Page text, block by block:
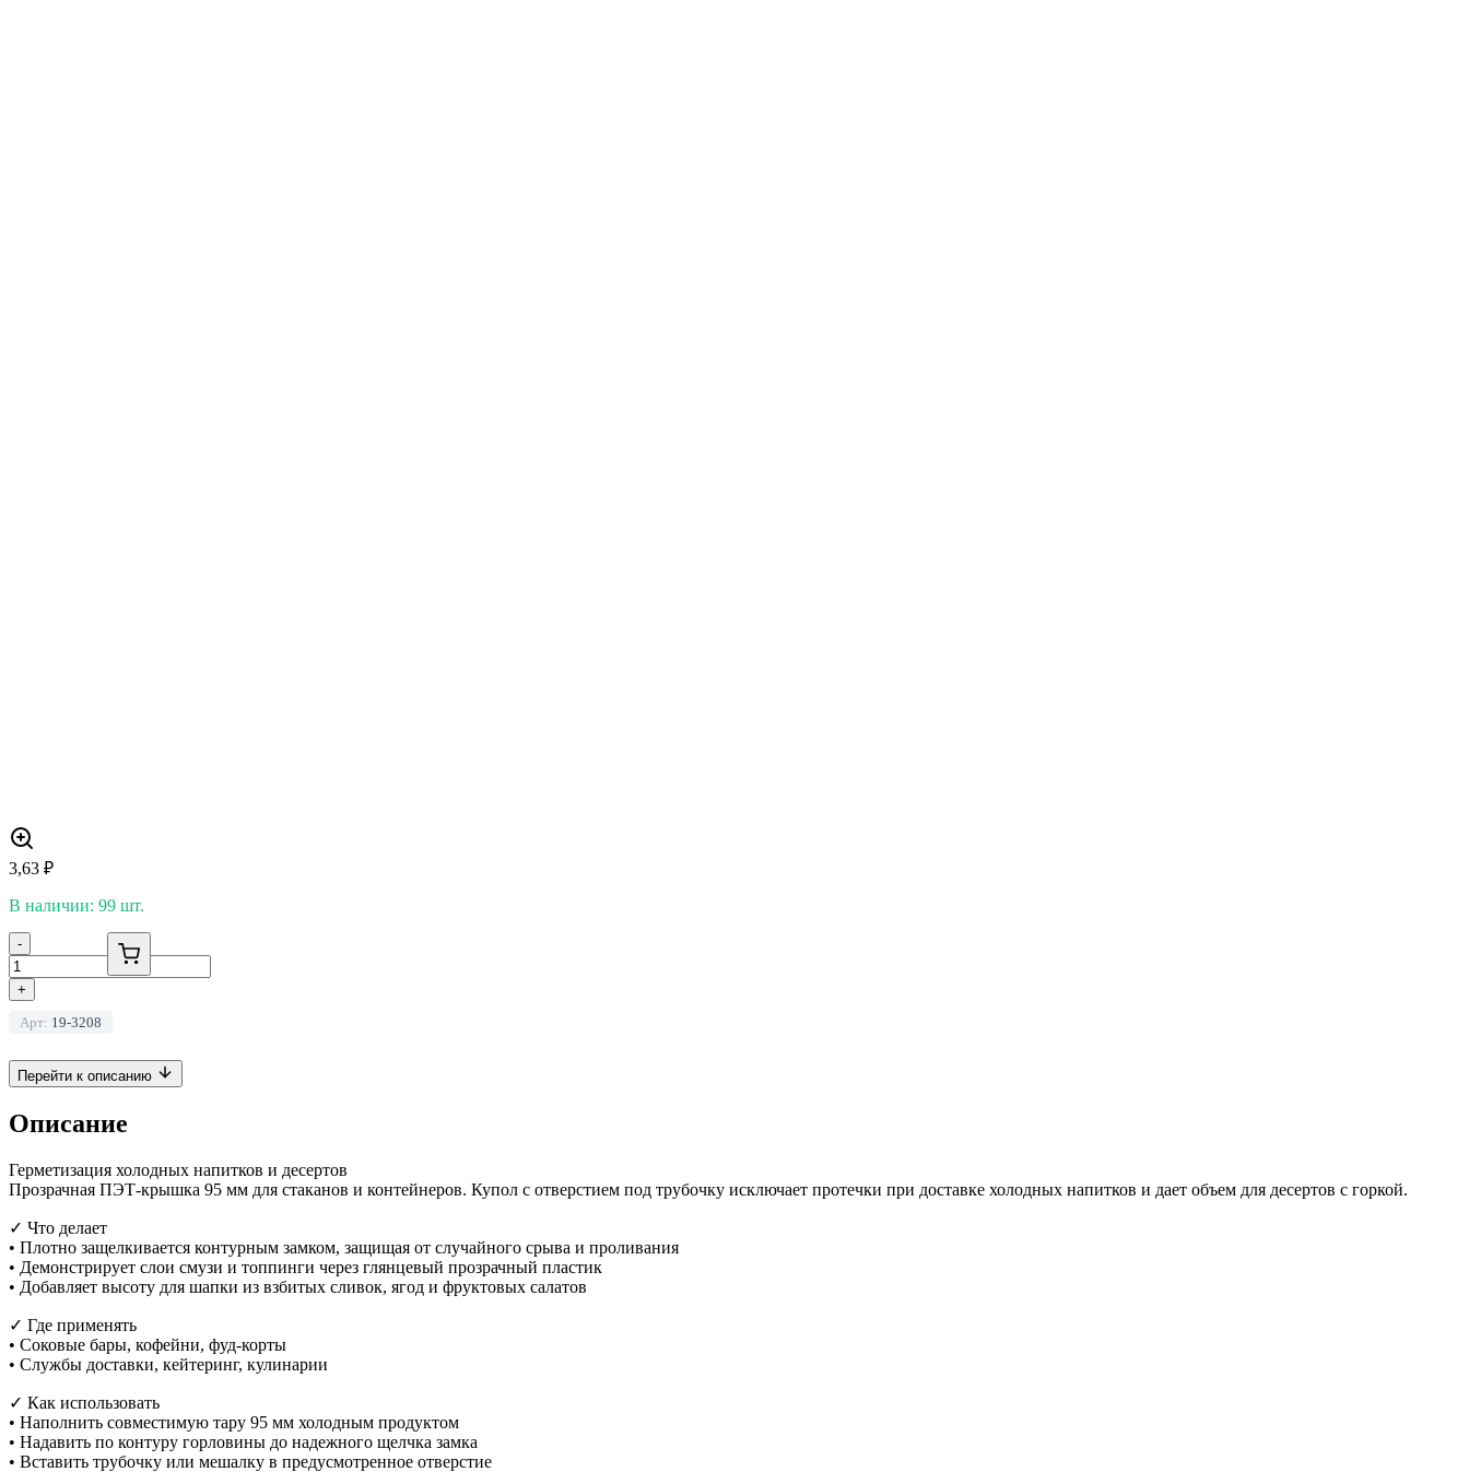
3,63 ₽
В наличии: 99 шт.
-
+
Арт: 19-3208
Перейти к описанию
Описание
Герметизация холодных напитков и десертов
Прозрачная ПЭТ-крышка 95 мм для стаканов и контейнеров. Купол с отверстием под трубочку исключает протечки при доставке холодных напитков и дает объем для десертов с горкой.
✓ Что делает
• Плотно защелкивается контурным замком, защищая от случайного срыва и проливания
• Демонстрирует слои смузи и топпинги через глянцевый прозрачный пластик
• Добавляет высоту для шапки из взбитых сливок, ягод и фруктовых салатов
✓ Где применять
• Соковые бары, кофейни, фуд-корты
• Службы доставки, кейтеринг, кулинарии
✓ Как использовать
• Наполнить совместимую тару 95 мм холодным продуктом
• Надавить по контуру горловины до надежного щелчка замка
• Вставить трубочку или мешалку в предусмотренное отверстие